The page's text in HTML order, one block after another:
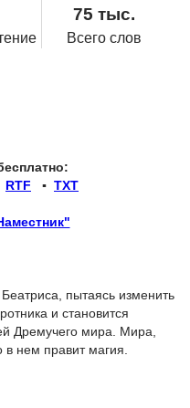
75 тыс.
Всего слов
RTF ▪ TXT
пытаясь изменить
и становится
Дремучего мира. Мира,
нем правит магия.